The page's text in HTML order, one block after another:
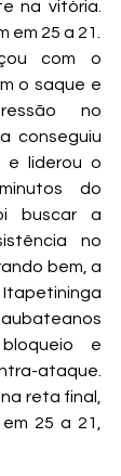
na vitória.
25 a 21.
com o
o saque e
no
conseguiu
e liderou o
do
buscar a
no
bem, a
e
ataque.
reta final,
25 a 21,